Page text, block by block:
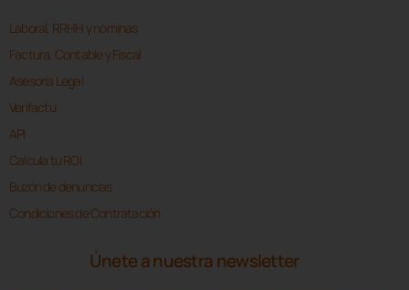
Laboral, RRHH y nóminas
Factura, Contable y Fiscal
Asesoría Legal
Verifactu
API
Calcula tu ROI
Buzón de denuncias
Condiciones de Contratación
Únete a nuestra newsletter